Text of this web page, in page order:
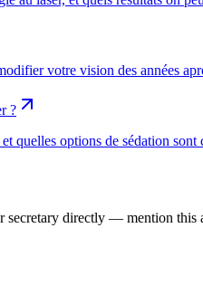
votre vision des années
?
quelles options de sédation
directly — mention